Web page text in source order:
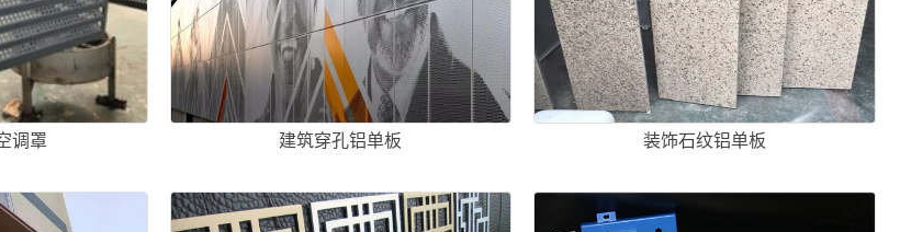
调罩 建筑穿孔铝单板 装饰石纹铝单板